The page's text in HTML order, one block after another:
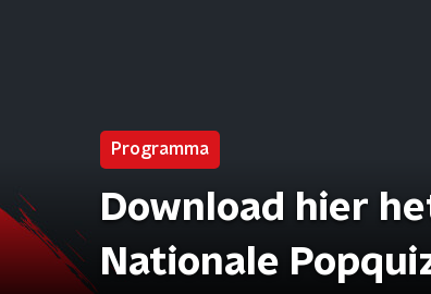
Programma
Download hier
Nationale